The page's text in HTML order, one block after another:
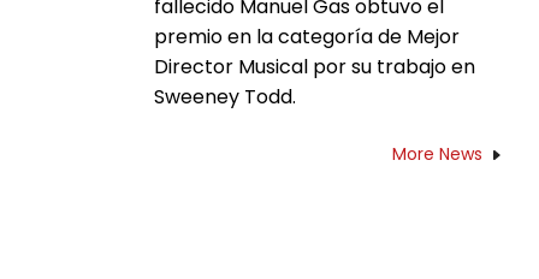
fallecido Manuel Gas obtuvo el
premio en la categoría de Mejor
Director Musical por su trabajo en
Sweeney Todd.
More News